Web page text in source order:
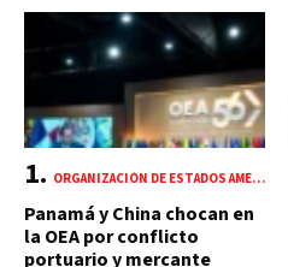
ORGANIZACIÓN DE ESTADOS AMERICANOS (OEA)
Panamá y China chocan en
la OEA por conflicto
portuario y mercante